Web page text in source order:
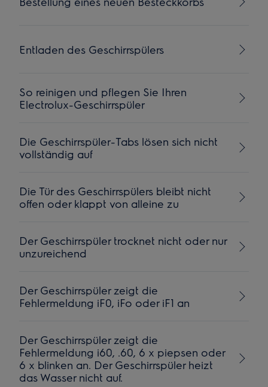
Entladen des Geschirrspülers
So reinigen und pflegen Sie Ihren
Electrolux-Geschirrspüler
Die Geschirrspüler-Tabs lösen sich nicht
vollständig auf
Die Tür des Geschirrspülers bleibt nicht
offen oder klappt von alleine zu
Der Geschirrspüler trocknet nicht oder nur
unzureichend
Der Geschirrspüler zeigt die
Fehlermeldung iF0, iFo oder iF1 an
Der Geschirrspüler zeigt die
Fehlermeldung i60, .60, 6 x piepsen oder
6 x blinken an. Der Geschirrspüler heizt
das Wasser nicht auf.